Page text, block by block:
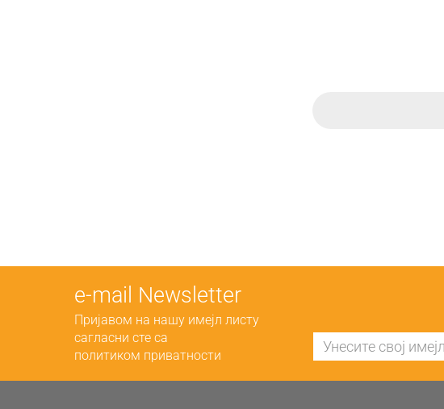
е-mail Newsletter
Пријавом на нашу имејл листу
сагласни сте са
политиком приватности